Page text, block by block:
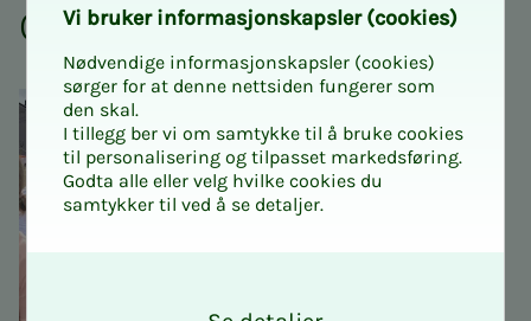
Oslo Pri­­­de - gå med NITO
Vi bru­­­ker in­­­for­­­ma­­­sjons­­­kaps­­­­­ler (cookies)
Nødvendige informasjonskapsler (cookies)
sørger for at denne nettsiden fungerer som
den skal.
I tillegg ber vi om samtykke til å bruke cookies
til personalisering og tilpasset markedsføring.
Godta alle eller velg hvilke cookies du
samtykker til ved å se detaljer.